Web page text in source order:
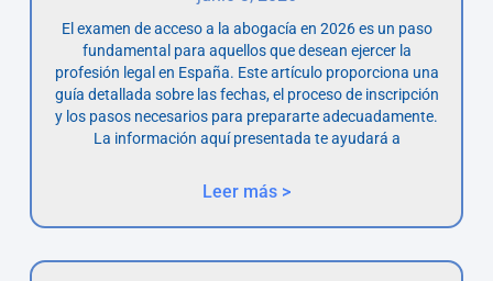
El examen de acceso a la abogacía en 2026 es un paso
fundamental para aquellos que desean ejercer la
profesión legal en España. Este artículo proporciona una
guía detallada sobre las fechas, el proceso de inscripción
y los pasos necesarios para prepararte adecuadamente.
La información aquí presentada te ayudará a
Leer más >